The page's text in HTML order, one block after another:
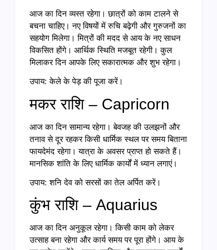
आज का दिन व्यस्त रहेगा। छात्रों को काम टालने से
बचना चाहिए। नए विषयों में रुचि बढ़ेगी और गुरुजनों का
सहयोग मिलेगा। मित्रों की मदद से आय के नए साधन
विकसित होंगे। आर्थिक स्थिति मजबूत रहेगी। कुल
मिलाकर दिन आपके लिए सकारात्मक और शुभ रहेगा।
उपाय: केले के पेड़ की पूजा करें।
मकर राशि – Capricorn
आज का दिन सामान्य रहेगा। बेवजह की उलझनों और
तनाव से दूर रहकर किसी धार्मिक स्थल पर समय बिताना
फायदेमंद रहेगा। यात्रा के अवसर प्राप्त हो सकते हैं।
मानसिक शांति के लिए धार्मिक कार्यों में ध्यान लगाएं।
उपाय: शनि देव को सरसों का तेल अर्पित करें।
कुंभ राशि – Aquarius
आज का दिन अनुकूल रहेगा। किसी काम को लेकर
उत्साह बना रहेगा और कार्य समय पर पूरा होंगे। आय के